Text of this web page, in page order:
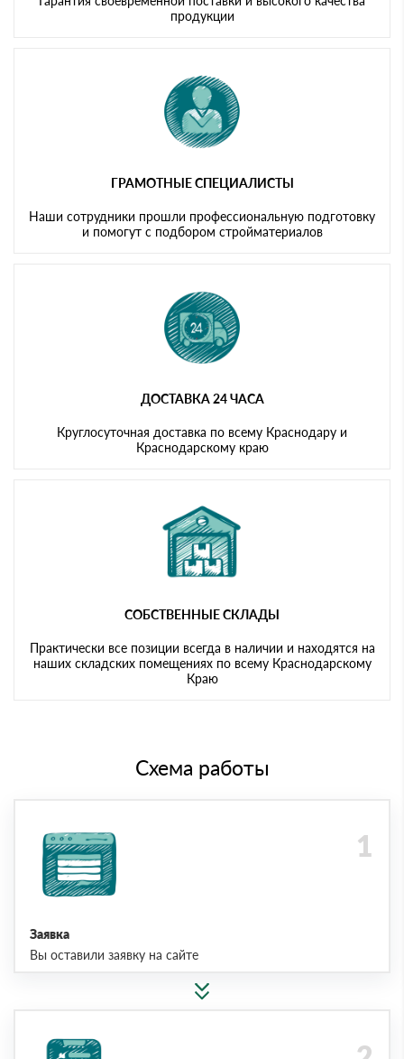
продукции
ГРАМОТНЫЕ СПЕЦИАЛИСТЫ
Наши сотрудники прошли профессиональную подготовку
и помогут с подбором стройматериалов
ДОСТАВКА 24 ЧАСА
Круглосуточная доставка по всему Краснодару и
Краснодарскому краю
СОБСТВЕННЫЕ СКЛАДЫ
Практически все позиции всегда в наличии и находятся на
наших складских помещениях по всему Краснодарскому
Краю
Схема работы
Заявка
Вы оставили заявку на сайте